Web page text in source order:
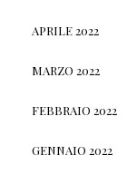
APRILE 2022
MARZO 2022
FEBBRAIO 2022
GENNAIO 2022